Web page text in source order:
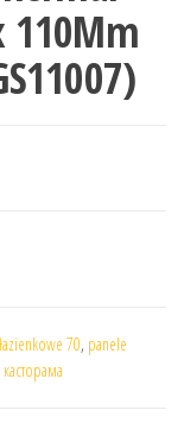
110Mm
70, panele
касторама